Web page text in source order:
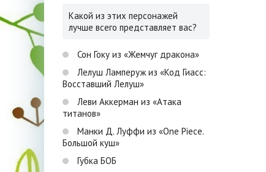
Какой из этих персонажей
лучше всего представляет вас?
Сон Гоку из «Жемчуг дракона»
Лелуш Ламперуж из «Код Гиасс:
Восставший Лелуш»
Леви Аккерман из «Атака
титанов»
Манки Д. Луффи из «One Piece.
Большой куш»
Губка БОБ